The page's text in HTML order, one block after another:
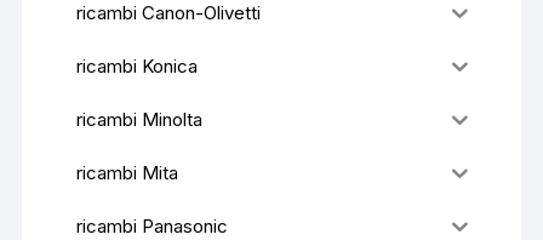
ricambi Canon-Olivetti
ricambi Konica
ricambi Minolta
ricambi Mita
ricambi Panasonic